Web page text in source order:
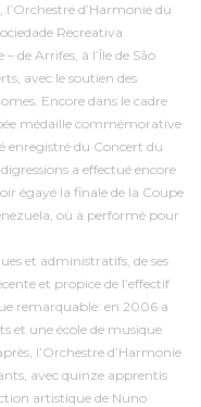
d’Harmonie du
Recreativa
de Arrifes, à l’Île de São
avec le soutien des
Encore dans le cadre
médaille commémorative
du Concert du
a effectué encore
égayé la finale de la Coupe
où a performé pour
et administratifs, de ses
et propice de l’effectif
remarquable: en 2006 a
et une école de musique
l’Orchestre d’Harmonie
avec quinze apprentis
artistique de Nuno